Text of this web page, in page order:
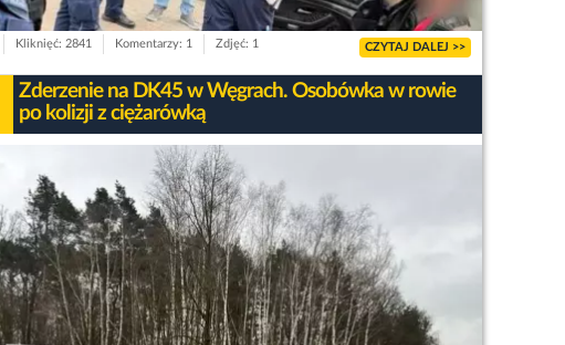
Kliknięć: 2841 Komentarzy: 1 Zdjęć: 1 CZYTAJ DALEJ >>
Zderzenie na DK45 w Węgrach. Osobówka w rowie
po kolizji z ciężarówką